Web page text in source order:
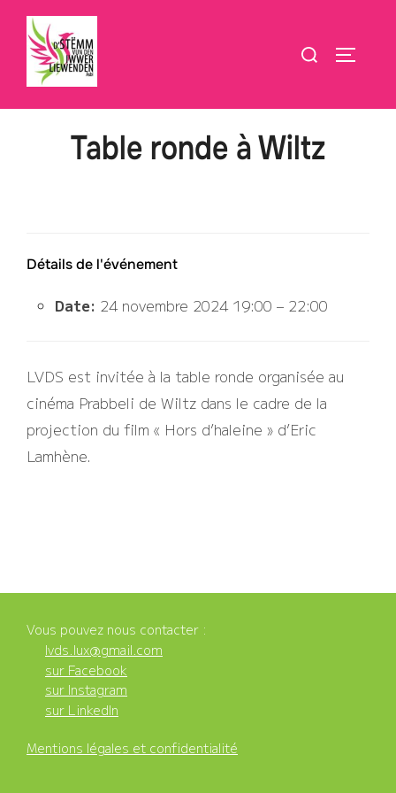
Aller
contenu
Rechercher :
Table ronde à Wiltz
Détails de l'événement
Date: 24 novembre 2024 19:00 – 22:00
LVDS est invitée à la table ronde organisée au
cinéma Prabbeli de Wiltz dans le cadre de la
projection du film « Hors d’haleine » d’Eric
Lamhène.
Vous pouvez nous contacter :
lvds.lux@gmail.com
sur Facebook
sur Instagram
sur LinkedIn
Mentions légales et confidentialité